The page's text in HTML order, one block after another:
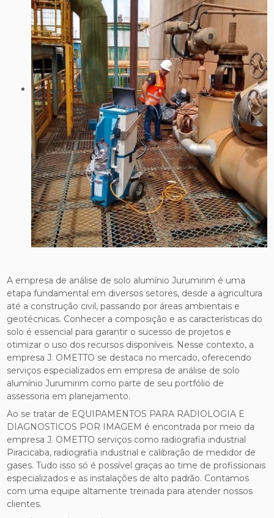
A empresa de análise de solo alumínio Jurumirim é uma
etapa fundamental em diversos setores, desde a agricultura
até a construção civil, passando por áreas ambientais e
geotécnicas. Conhecer a composição e as características do
solo é essencial para garantir o sucesso de projetos e
otimizar o uso dos recursos disponíveis. Nesse contexto, a
empresa J. OMETTO se destaca no mercado, oferecendo
serviços especializados em empresa de análise de solo
alumínio Jurumirim como parte de seu portfólio de
assessoria em planejamento.
Ao se tratar de EQUIPAMENTOS PARA RADIOLOGIA E
DIAGNOSTICOS POR IMAGEM é encontrada por meio da
empresa J. OMETTO serviços como radiografia industrial
Piracicaba, radiografia industrial e calibração de medidor de
gases. Tudo isso só é possível graças ao time de profissionais
especializados e as instalações de alto padrão. Contamos
com uma equipe altamente treinada para atender nossos
clientes.